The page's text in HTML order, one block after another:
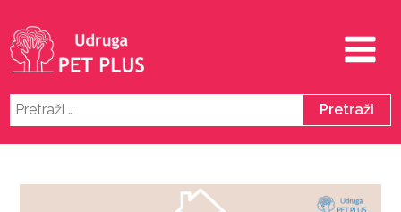
Pretraži: